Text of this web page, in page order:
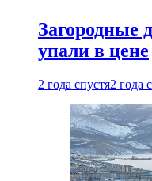
Загородные
упали в цене
2 года спустя2 года